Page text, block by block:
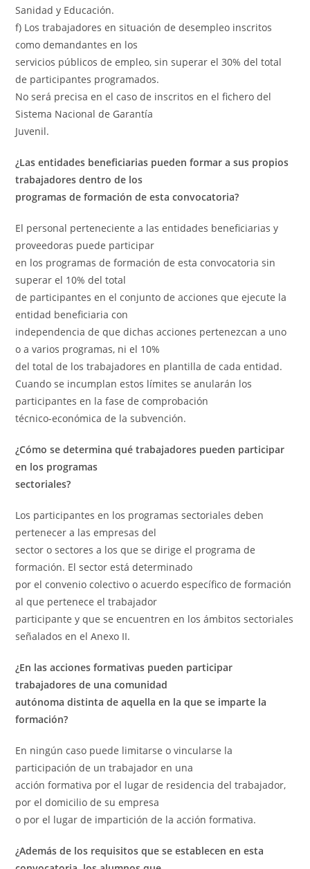
Sanidad y Educación.
f) Los trabajadores en situación de desempleo inscritos
como demandantes en los
servicios públicos de empleo, sin superar el 30% del total
de participantes programados.
No será precisa en el caso de inscritos en el fichero del
Sistema Nacional de Garantía
Juvenil.
¿Las entidades beneficiarias pueden formar a sus propios
trabajadores dentro de los
programas de formación de esta convocatoria?
El personal perteneciente a las entidades beneficiarias y
proveedoras puede participar
en los programas de formación de esta convocatoria sin
superar el 10% del total
de participantes en el conjunto de acciones que ejecute la
entidad beneficiaria con
independencia de que dichas acciones pertenezcan a uno
o a varios programas, ni el 10%
del total de los trabajadores en plantilla de cada entidad.
Cuando se incumplan estos límites se anularán los
participantes en la fase de comprobación
técnico-económica de la subvención.
¿Cómo se determina qué trabajadores pueden participar
en los programas
sectoriales?
Los participantes en los programas sectoriales deben
pertenecer a las empresas del
sector o sectores a los que se dirige el programa de
formación. El sector está determinado
por el convenio colectivo o acuerdo específico de formación
al que pertenece el trabajador
participante y que se encuentren en los ámbitos sectoriales
señalados en el Anexo II.
¿En las acciones formativas pueden participar
trabajadores de una comunidad
autónoma distinta de aquella en la que se imparte la
formación?
En ningún caso puede limitarse o vincularse la
participación de un trabajador en una
acción formativa por el lugar de residencia del trabajador,
por el domicilio de su empresa
o por el lugar de impartición de la acción formativa.
¿Además de los requisitos que se establecen en esta